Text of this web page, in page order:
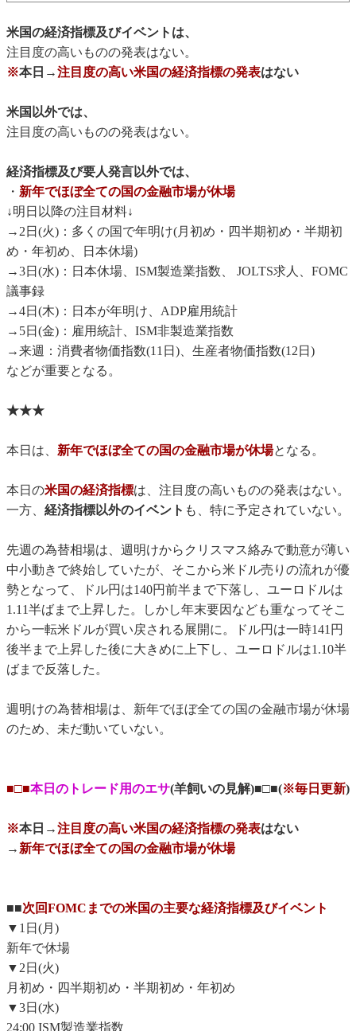
米国の経済指標及びイベントは、
注目度の高いものの発表はない。
※本日→注目度の高い米国の経済指標の発表はない
米国以外では、
注目度の高いものの発表はない。
経済指標及び要人発言以外では、
・ 新年でほぼ全ての国の金融市場が休場
↓明日以降の注目材料↓
→2日(火)：多くの国で年明け(月初め・四半期初め・半期初
め・年初め、日本休場)
→3日(水)：日本休場、ISM製造業指数、 JOLTS求人、FOMC
議事録
→4日(木)：日本が年明け、ADP雇用統計
→5日(金)：雇用統計、ISM非製造業指数
→来週：消費者物価指数(11日)、生産者物価指数(12日)
などが重要となる。
★★★
本日は、 新年でほぼ全ての国の金融市場が休場となる。
本日の米国の経済指標は、注目度の高いものの発表はない。
一方、 経済指標以外のイベント も、特に予定されていない。
先週の為替相場は、週明けからクリスマス絡みで動意が薄い
中小動きで終始していたが、そこから米ドル売りの流れが優
勢となって、ドル円は140円前半まで下落し、ユーロドルは
1.11半ばまで上昇した。しかし年末要因なども重なってそこ
から一転米ドルが買い戻される展開に。ドル円は一時141円
後半まで上昇した後に大きめに上下し、ユーロドルは1.10半
ばまで反落した。
週明けの為替相場は、新年でほぼ全ての国の金融市場が休場
のため、未だ動いていない。
■□■本日のトレード用のエサ(羊飼いの見解)■□■(※毎日更新)
※本日→注目度の高い米国の経済指標の発表はない
→新年でほぼ全ての国の金融市場が休場
■■次回FOMCまでの米国の主要な経済指標及びイベント
▼1日(月)
新年で休場
▼2日(火)
月初め・四半期初め・半期初め・年初め
▼3日(水)
24:00 ISM製造業指数